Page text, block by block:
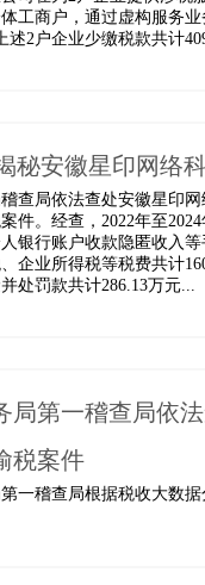
工商户，通过虚构服务
述2户企业少缴税款共计
安徽星印网络
查局依法查处安徽星印
件。经查，2022年至
银行账户收款隐匿收入
企业所得税等税费共计
处罚款共计286.13万元...
局第一稽查局依
税案件
一稽查局根据税收大数